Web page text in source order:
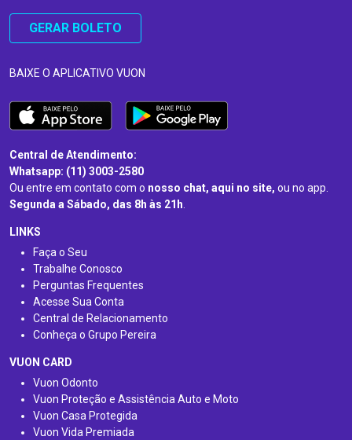
GERAR BOLETO
BAIXE O APLICATIVO VUON
Central de Atendimento:
Whatsapp: (11) 3003-2580
Ou entre em contato com o nosso chat, aqui no site, ou no app.
Segunda a Sábado, das 8h às 21h.
LINKS
Faça o Seu
Trabalhe Conosco
Perguntas Frequentes
Acesse Sua Conta
Central de Relacionamento
Conheça o Grupo Pereira
VUON CARD
Vuon Odonto
Vuon Proteção e Assistência Auto e Moto
Vuon Casa Protegida
Vuon Vida Premiada